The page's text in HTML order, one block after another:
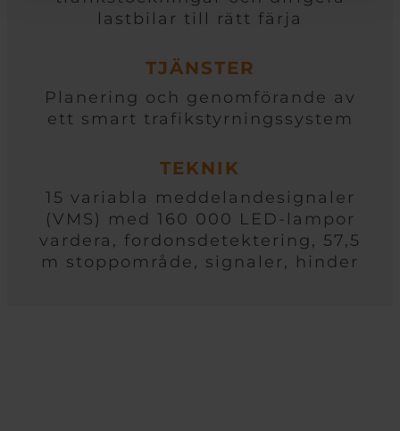
lastbilar till rätt färja
TJÄNSTER
Planering och genomförande av
ett smart trafikstyrningssystem
TEKNIK
15 variabla meddelandesignaler
(VMS) med 160 000 LED-lampor
vardera, fordonsdetektering, 57,5
m stoppområde, signaler, hinder